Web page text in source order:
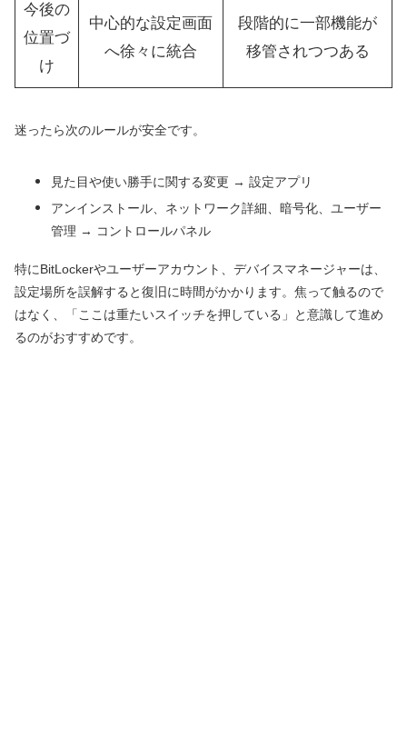
今後の
位置づ
け
中心的な設定画面
へ徐々に統合
段階的に一部機能が
移管されつつある
迷ったら次のルールが安全です。
見た目や使い勝手に関する変更 → 設定アプリ
アンインストール、ネットワーク詳細、暗号化、ユーザー
管理 → コントロールパネル
特にBitLockerやユーザーアカウント、デバイスマネージャーは、
設定場所を誤解すると復旧に時間がかかります。焦って触るので
はなく、「ここは重たいスイッチを押している」と意識して進め
るのがおすすめです。